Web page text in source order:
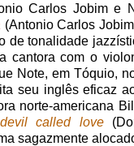
Carlos Jobim e
(Antonio Carlos
de tonalidade
cantora com o
Note, em Tóquio,
seu inglês eficaz
norte-americana
called love
sagazmente